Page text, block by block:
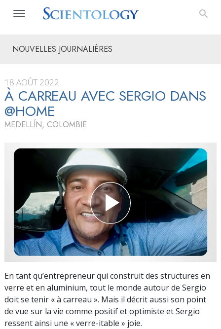
NOUVELLES JOURNALIÈRES
18 AOÛT 2022
À CARREAU AVEC SERGIO DANS
@HOME
MEDELLÍN, COLOMBIE
En tant qu’entrepreneur qui construit des structures en
verre et en aluminium, tout le monde autour de Sergio
doit se tenir « à carreau ». Mais il décrit aussi son point
de vue sur la vie comme positif et optimiste et Sergio
ressent ainsi une « verre-itable » joie.